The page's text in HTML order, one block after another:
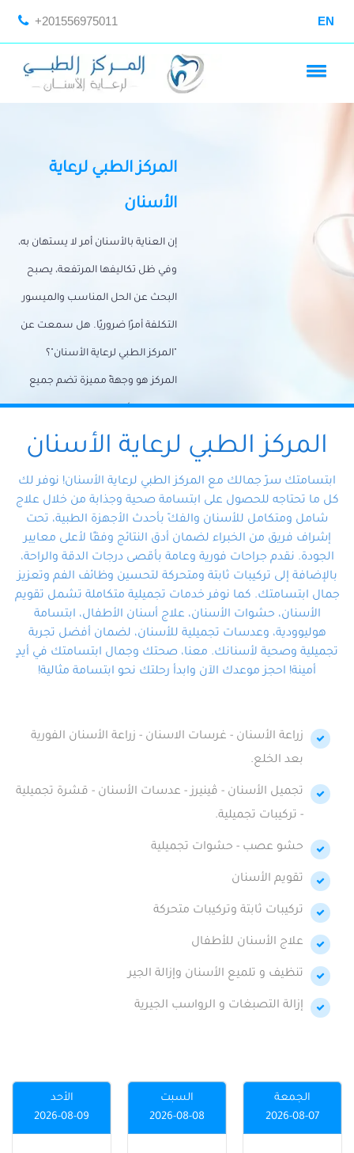
+201556975011 EN
المركز الطبي لرعاية
الأسنان
إن العناية بالأسنان أمر لا يستهان به،
وفي ظل تكاليفها المرتفعة، يصبح
البحث عن الحل المناسب والميسور
التكلفة أمرًا ضروريًا. هل سمعت عن
"المركز الطبي لرعاية الأسنان"؟
المركز هو وجهةً مميزة تضم جميع
احتياجات الأسنان تحت سقف واحد،
وتضمن لك حلاً شاملًا لجميع
المتخصص ذوي الخبرة، ستجد نفسك
في أيد أمينة تلبي احتياجاتك بكل
احترافية ودقة.
المركز الطبي لرعاية الأسنان
ابتسامتك سرّ جمالك مع المركز الطبي لرعاية الأسنان! نوفر لك
كل ما تحتاجه للحصول على ابتسامة صحية وجذابة من خلال علاج
شامل ومتكامل للأسنان والفكّ بأحدث الأجهزة الطبية، تحت
إشراف فريق من الخبراء لضمان أدق النتائج وفقًا لأعلى معايير
الجودة. نقدم جراحات فورية وعامة بأقصى درجات الدقة والراحة،
بالإضافة إلى تركيبات ثابتة ومتحركة لتحسين وظائف الفم وتعزيز
جمال ابتسامتك. كما نوفر خدمات تجميلية متكاملة تشمل تقويم
الأسنان، حشوات الأسنان، علاج أسنان الأطفال، ابتسامة
هوليوودية، وعدسات تجميلية للأسنان، لضمان أفضل تجربة
تجميلية وصحية لأسنانك. معنا، صحتك وجمال ابتسامتك في أيدٍ
أمينة! احجز موعدك الآن وابدأ رحلتك نحو ابتسامة مثالية!
زراعة الأسنان - غرسات الاسنان - زراعة الأسنان الفورية
بعد الخلع.
تجميل الأسنان - ڤينيرز - عدسات الأسنان - قشرة تجميلية
- تركيبات تجميلية.
حشو عصب - حشوات تجميلية
تقويم الأسنان
تركيبات ثابتة وتركيبات متحركة
علاج الأسنان للأطفال
تنظيف و تلميع الأسنان وإزالة الجير
إزالة التصبغات و الرواسب الجيرية
الجمعة
2026-08-07
السبت
2026-08-08
الأحد
2026-08-09